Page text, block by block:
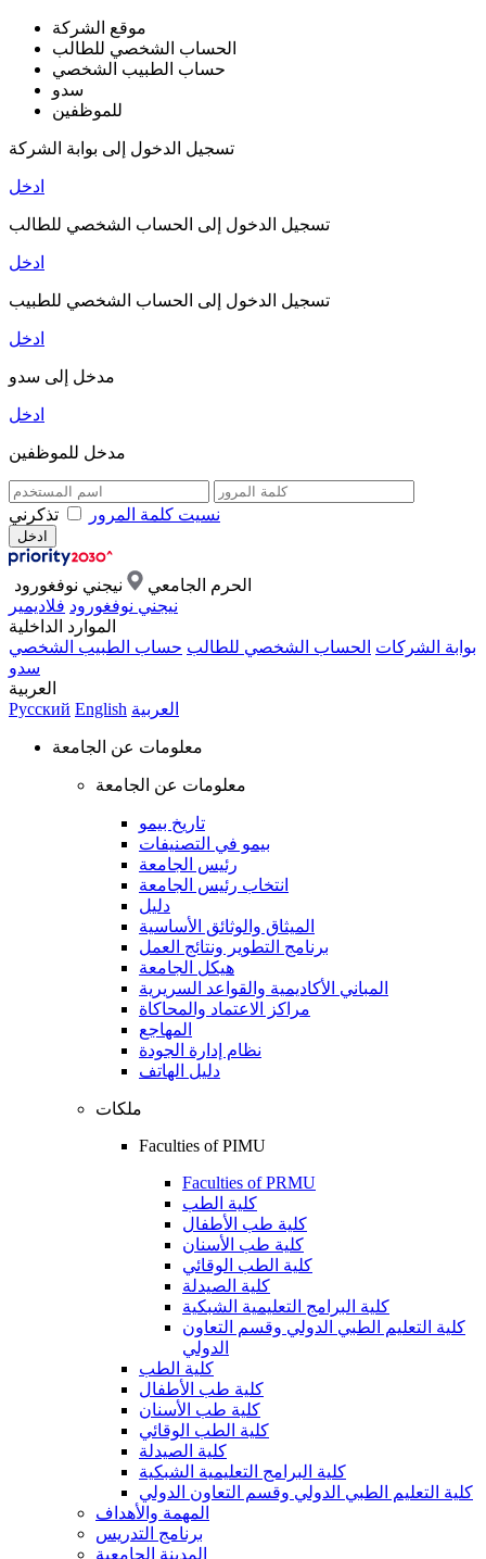
موقع الشركة
الحساب الشخصي للطالب
حساب الطبيب الشخصي
سدو
للموظفين
تسجيل الدخول إلى بوابة الشركة
ادخل
تسجيل الدخول إلى الحساب الشخصي للطالب
ادخل
تسجيل الدخول إلى الحساب الشخصي للطبيب
ادخل
مدخل إلى سدو
ادخل
مدخل للموظفين
نسيت كلمة المرور تذكرني
الحرم الجامعي
نيجني نوفغورود
نيجني نوفغورود فلاديمير
الموارد الداخلية
بوابة الشركات الحساب الشخصي للطالب حساب الطبيب الشخصي
سدو
العربية
Русский English العربية
معلومات عن الجامعة
معلومات عن الجامعة
تاريخ بيمو
بيمو في التصنيفات
رئيس الجامعة
انتخاب رئيس الجامعة
دليل
الميثاق والوثائق الأساسية
برنامج التطوير ونتائج العمل
هيكل الجامعة
المباني الأكاديمية والقواعد السريرية
مراكز الاعتماد والمحاكاة
المهاجع
نظام إدارة الجودة
دليل الهاتف
ملكات
Faculties of PIMU
Faculties of PRMU
كلية الطب
كلية طب الأطفال
كلية طب الأسنان
كلية الطب الوقائي
كلية الصيدلة
كلية البرامج التعليمية الشبكية
كلية التعليم الطبي الدولي وقسم التعاون
الدولي
كلية الطب
كلية طب الأطفال
كلية طب الأسنان
كلية الطب الوقائي
كلية الصيدلة
كلية البرامج التعليمية الشبكية
كلية التعليم الطبي الدولي وقسم التعاون الدولي
المهمة والأهداف
برنامج التدريس
المدينة الجامعية